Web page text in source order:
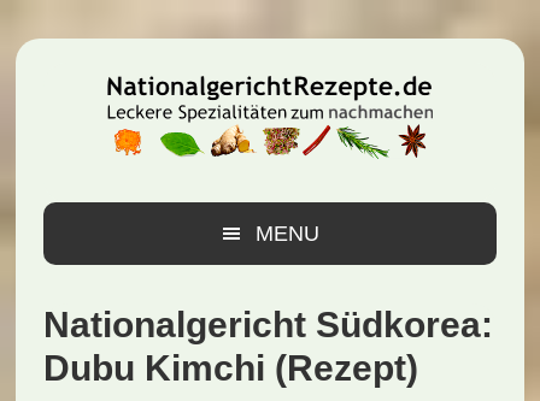
Hauptnavigation
Inhalt
Seitenspalte
MENU
Nationalgericht Südkorea:
Dubu Kimchi (Rezept)